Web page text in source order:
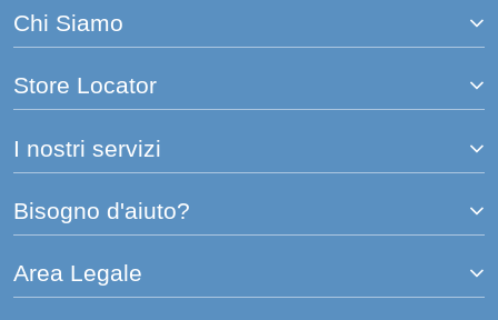
Chi Siamo
Store Locator
I nostri servizi
Bisogno d'aiuto?
Area Legale